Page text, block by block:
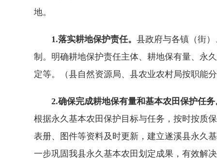
地。
1.落实耕地保护责任。 县政府与各镇（街
制。明确耕地保护责任主体、耕地保有量、永
定等。（县自然资源局、县农业农村局按职能
2.确保完成耕地保有量和基本农田保护任务
根据永久基本农田保护目标与任务，按时按质
表册、图件等资料及时更新，建立遂溪县永久
一步巩固我县永久基本农田划定成果，有效解